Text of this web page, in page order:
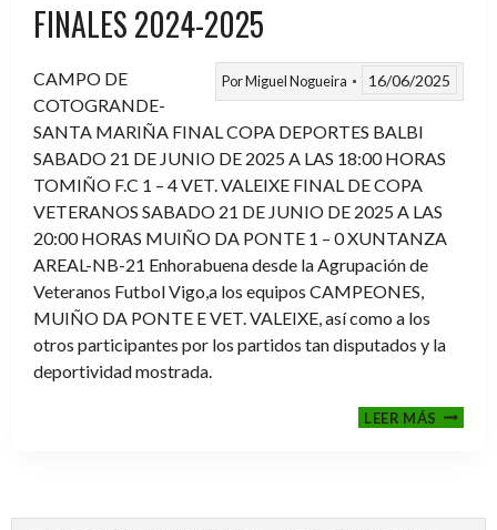
FINALES 2024-2025
PorMiguel Nogueira 16/06/2025
CAMPO DE
COTOGRANDE-
SANTA MARIÑA FINAL COPA DEPORTES BALBI
SABADO 21 DE JUNIO DE 2025 A LAS 18:00 HORAS
TOMIÑO F.C 1 – 4 VET. VALEIXE FINAL DE COPA
VETERANOS SABADO 21 DE JUNIO DE 2025 A LAS
20:00 HORAS MUIÑO DA PONTE 1 – 0 XUNTANZA
AREAL-NB-21 Enhorabuena desde la Agrupación de
Veteranos Futbol Vigo,a los equipos CAMPEONES,
MUIÑO DA PONTE E VET. VALEIXE, así como a los
otros participantes por los partidos tan disputados y la
deportividad mostrada.
LEER MÁS
2024-